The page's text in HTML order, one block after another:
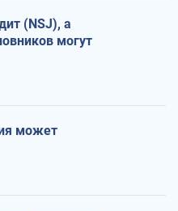
(NSJ), а
могут
может